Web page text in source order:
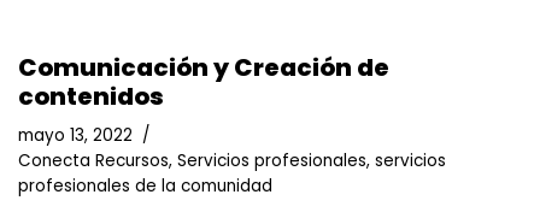
Comunicación y Creación de
contenidos
mayo 13, 2022
Conecta Recursos, Servicios profesionales, servicios
profesionales de la comunidad